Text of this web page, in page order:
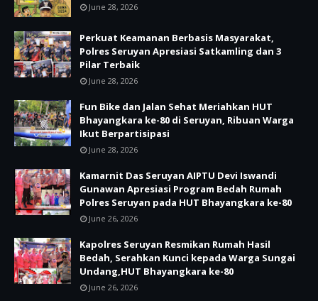
June 28, 2026
Perkuat Keamanan Berbasis Masyarakat,
Polres Seruyan Apresiasi Satkamling dan 3
Pilar Terbaik
June 28, 2026
Fun Bike dan Jalan Sehat Meriahkan HUT
Bhayangkara ke-80 di Seruyan, Ribuan Warga
Ikut Berpartisipasi
June 28, 2026
Kamarnit Das Seruyan AIPTU Devi Iswandi
Gunawan Apresiasi Program Bedah Rumah
Polres Seruyan pada HUT Bhayangkara ke-80
June 26, 2026
Kapolres Seruyan Resmikan Rumah Hasil
Bedah, Serahkan Kunci kepada Warga Sungai
Undang,HUT Bhayangkara ke-80
June 26, 2026